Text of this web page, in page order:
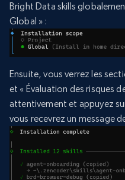
Bright Data skills
Global » :
Ensuite, vous verrez les
et « Évaluation des risques
attentivement et appuyez
vous recevrez un message